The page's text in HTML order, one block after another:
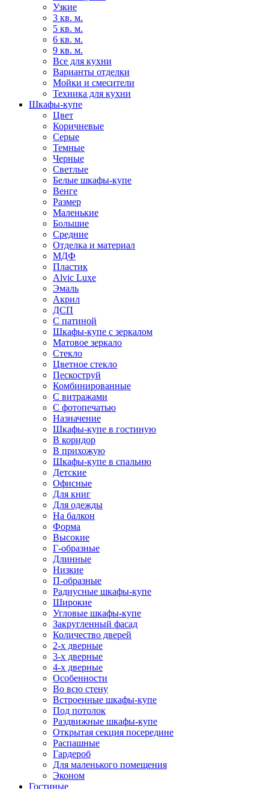
Узкие
3 кв. м.
5 кв. м.
6 кв. м.
9 кв. м.
Все для кухни
Варианты отделки
Мойки и смесители
Техника для кухни
Шкафы-купе
Цвет
Коричневые
Серые
Темные
Черные
Светлые
Белые шкафы-купе
Венге
Размер
Маленькие
Большие
Средние
Отделка и материал
МДФ
Пластик
Alvic Luxe
Эмаль
Акрил
ДСП
С патиной
Шкафы-купе с зеркалом
Матовое зеркало
Стекло
Цветное стекло
Пескоструй
Комбинированные
С витражами
С фотопечатью
Назначение
Шкафы-купе в гостиную
В коридор
В прихожую
Шкафы-купе в спальню
Детские
Офисные
Для книг
Для одежды
На балкон
Форма
Высокие
Г-образные
Длинные
Низкие
П-образные
Радиусные шкафы-купе
Широкие
Угловые шкафы-купе
Закругленный фасад
Количество дверей
2-х дверные
3-х дверные
4-х дверные
Особенности
Во всю стену
Встроенные шкафы-купе
Под потолок
Раздвижные шкафы-купе
Открытая секция посередине
Распашные
Гардероб
Для маленького помещения
Эконом
Гостиные